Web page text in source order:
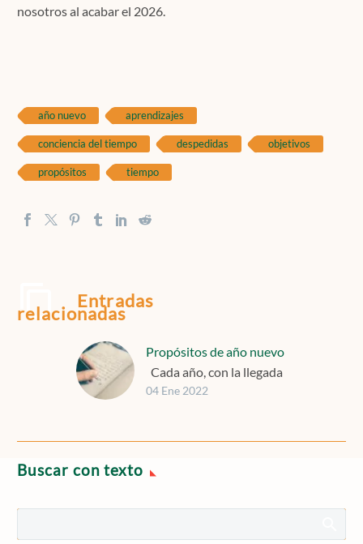
nosotros al acabar el 2026.
año nuevo aprendizajes
conciencia del tiempo despedidas objetivos
propósitos tiempo
Entradas
relacionadas
Propósitos de año nuevo
Cada año, con la llegada
de la nochevieja, muchas
04 Ene 2022
Buscar con texto